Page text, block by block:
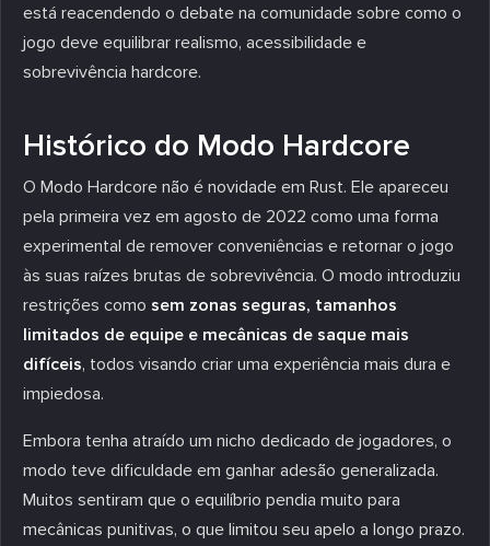
está reacendendo o debate na comunidade sobre como o
jogo deve equilibrar realismo, acessibilidade e
sobrevivência hardcore.
Histórico do Modo Hardcore
O Modo Hardcore não é novidade em Rust. Ele apareceu
pela primeira vez em agosto de 2022 como uma forma
experimental de remover conveniências e retornar o jogo
às suas raízes brutas de sobrevivência. O modo introduziu
restrições como sem zonas seguras, tamanhos
limitados de equipe e mecânicas de saque mais
difíceis, todos visando criar uma experiência mais dura e
impiedosa.
Embora tenha atraído um nicho dedicado de jogadores, o
modo teve dificuldade em ganhar adesão generalizada.
Muitos sentiram que o equilíbrio pendia muito para
mecânicas punitivas, o que limitou seu apelo a longo prazo.